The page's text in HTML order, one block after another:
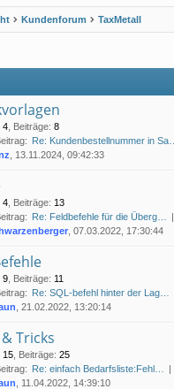
Kundenforum TaxMetall
4 Beiträge: 8
Re: Kundenbestellnummer in Sa…
, 13.11.2024, 09:42:33
4 Beiträge: 13
Re: Feldbefehle für die Überg…
, 07.03.2022, 17:30:44
9 Beiträge: 11
Re: SQL-befehl hinter der Lag…
, 21.02.2022, 13:20:14
Tricks
15 Beiträge: 25
Re: einfach Bedarfsliste:Fehl…
, 11.04.2022, 14:39:10